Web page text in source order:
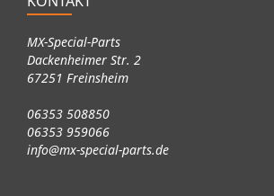
MX-Special-Parts
Dackenheimer Str. 2
67251 Freinsheim
06353 508850
06353 959066
info@mx-special-parts.de